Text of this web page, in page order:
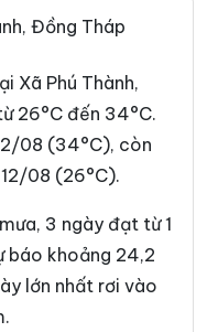
Ninh
Châu Thành
Binh Kiều
Thuận
Mỹ
Long
Thạnh
Đồng Tháp
Xã Phú Thành,
26°C đến 34°C.
08 (34°C), còn
08 (26°C).
3 ngày đạt từ 1
báo khoảng 24,2
lớn nhất rơi vào